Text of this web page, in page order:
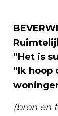
“Het is
“Ik hoop
(bron en